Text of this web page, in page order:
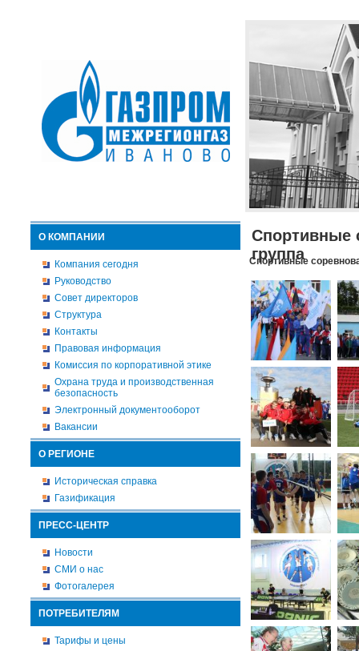
О КОМПАНИИ
Компания сегодня
Руководство
Совет директоров
Структура
Контакты
Правовая информация
Комиссия по корпоративной этике
Охрана труда и производственная
безопасность
Электронный документооборот
Вакансии
О РЕГИОНЕ
Историческая справка
Газификация
ПРЕСС-ЦЕНТР
Новости
СМИ о нас
Фотогалерея
ПОТРЕБИТЕЛЯМ
Тарифы и цены
Спортивные
группа
Спортивные